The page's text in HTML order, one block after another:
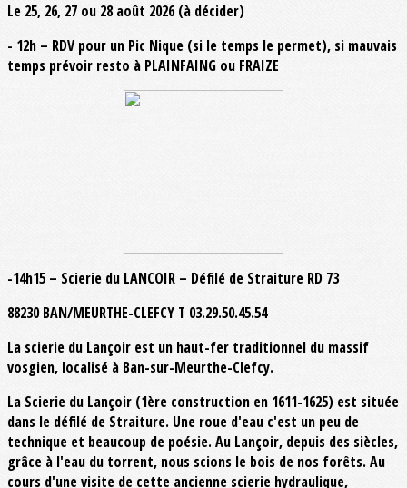
Le 25, 26, 27 ou 28 août 2026 (à décider)
- 12h – RDV pour un Pic Nique (si le temps le permet), si mauvais
temps prévoir resto à PLAINFAING ou FRAIZE
-14h15 – Scierie du LANCOIR – Défilé de Straiture RD 73
88230 BAN/MEURTHE-CLEFCY T 03.29.50.45.54
La scierie du Lançoir est un haut-fer traditionnel du massif
vosgien, localisé à Ban-sur-Meurthe-Clefcy.
La Scierie du Lançoir (1ère construction en 1611-1625) est située
dans le défilé de Straiture. Une roue d'eau c'est un peu de
technique et beaucoup de poésie. Au Lançoir, depuis des siècles,
grâce à l'eau du torrent, nous scions le bois de nos forêts. Au
cours d'une visite de cette ancienne scierie hydraulique,